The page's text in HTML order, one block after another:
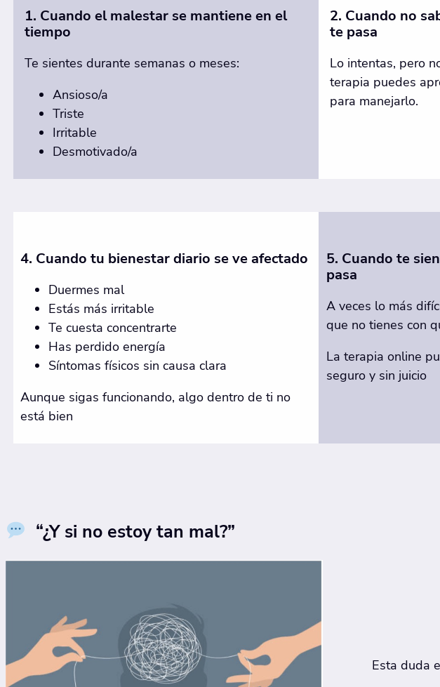
1. Cuando el malestar se mantiene en el
tiempo
Te sientes durante semanas o meses:
Ansioso/a
Triste
Irritable
Desmotivado/a
2. Cuando no
te pasa
Lo intentas, pero
terapia puedes
para manejarlo.
4. Cuando tu bienestar diario se ve afectado
Duermes mal
Estás más irritable
Te cuesta concentrarte
Has perdido energía
Síntomas físicos sin causa clara
Aunque sigas funcionando, algo dentro de ti no
está bien
5. Cuando te
pasa
A veces lo más
que no tienes con
La terapia online
seguro y sin juicio
“¿Y si no estoy tan mal?”
Esta duda